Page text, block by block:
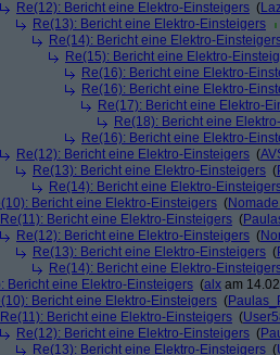
Re(12): Bericht eine Elektro-Einsteigers (
Re(13): Bericht eine Elektro-Einsteigers
Re(14): Bericht eine Elektro-
Re(15): Bericht eine Elektro-
Re(16): Bericht eine Elektro-
Re(16): Bericht eine Elektro-
Re(17): Bericht eine Elektro-
Re(18): Bericht eine
Re(16): Bericht eine Elektro-
Re(12): Bericht eine Elektro-Einsteigers (
Re(13): Bericht eine Elektro-Einsteigers (
Re(14): Bericht eine Elektro-
Bericht eine Elektro-Einsteigers (
Re(11): Bericht eine Elektro-Einsteigers (
Re(12): Bericht eine Elektro-Einsteigers (
Re(13): Bericht eine Elektro-Einsteigers (
Re(14): Bericht eine Elektro-
Bericht eine Elektro-Einsteigers (alx am
Bericht eine Elektro-Einsteigers (
Re(11): Bericht eine Elektro-Einsteigers (
Re(12): Bericht eine Elektro-Einsteigers (
Re(13): Bericht eine Elektro-Einsteigers (